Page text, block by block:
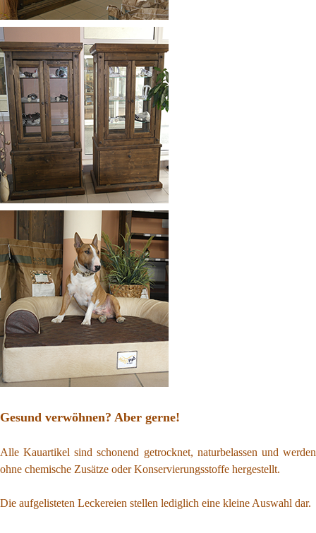
Gesund verwöhnen? Aber gerne!
Alle Kauartikel sind schonend getrocknet, naturbelassen und werden
ohne chemische Zusätze oder Konservierungsstoffe hergestellt.
Die aufgelisteten Leckereien stellen lediglich eine kleine Auswahl dar.